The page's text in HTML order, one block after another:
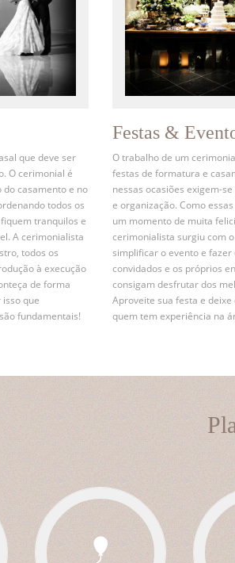
que deve ser
O cerimonial é
casamento e no
todos os
tranquilos e
A cerimonialista
todos os
à execução
de forma
que
fundamentais!
Festas &
O trabalho de um
festas de formatura e
nessas ocasiões exigem-
e organização. Como
um momento de muita
cerimonialista surgiu com
simplificar o evento e fazer
convidados e os próprios
consigam desfrutar dos
Aproveite sua festa e
quem tem experiência na